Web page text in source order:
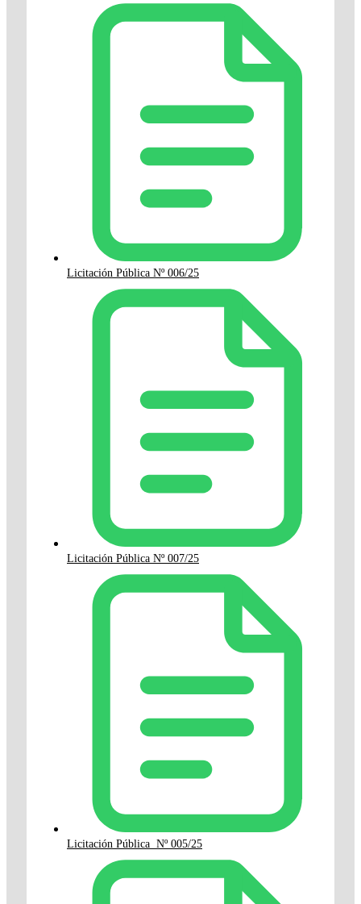
Licitación Pública Nº 006/25
Licitación Pública Nº 007/25
Licitación Pública Nº 005/25